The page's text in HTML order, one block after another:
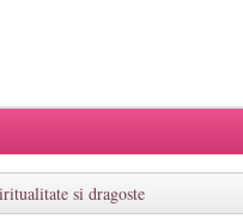
si dragoste